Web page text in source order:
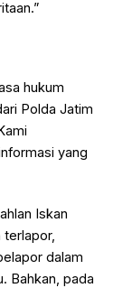
hukum
Polda Jatim
yang
Iskan
terlapor,
dalam
Bahkan, pada